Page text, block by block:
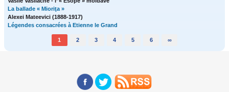
La ballade « Mioriţa »
Alexei Mateevici (1888-1917)
Légendes consacrées à Etienne le Grand
1 2 3 4 5 6 ∞